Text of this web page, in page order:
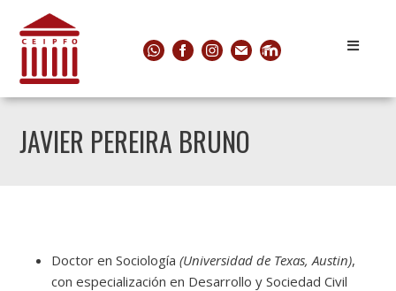
JAVIER PEREIRA BRUNO
Doctor en Sociología (Universidad de Texas, Austin),
con especialización en Desarrollo y Sociedad Civil